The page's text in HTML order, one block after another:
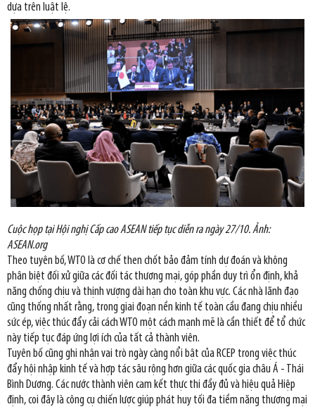
dựa trên luật lệ.
Cuộc họp tại Hội nghị Cấp cao ASEAN tiếp tục diễn ra ngày 27/10. Ảnh:
ASEAN.org
Theo tuyên bố, WTO là cơ chế then chốt bảo đảm tính dự đoán và không
phân biệt đối xử giữa các đối tác thương mại, góp phần duy trì ổn định, khả
năng chống chịu và thịnh vượng dài hạn cho toàn khu vực. Các nhà lãnh đạo
cũng thống nhất rằng, trong giai đoạn nền kinh tế toàn cầu đang chịu nhiều
sức ép, việc thúc đẩy cải cách WTO một cách mạnh mẽ là cần thiết để tổ chức
này tiếp tục đáp ứng lợi ích của tất cả thành viên.
Tuyên bố cũng ghi nhận vai trò ngày càng nổi bật của RCEP trong việc thúc
đẩy hội nhập kinh tế và hợp tác sâu rộng hơn giữa các quốc gia châu Á - Thái
Bình Dương. Các nước thành viên cam kết thực thi đầy đủ và hiệu quả Hiệp
định, coi đây là công cụ chiến lược giúp phát huy tối đa tiềm năng thương mại